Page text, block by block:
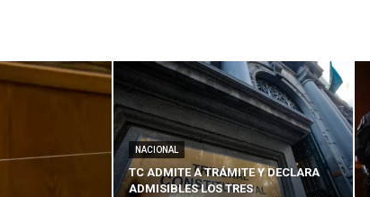
Nación
NACIONAL
TC ADMITE A TRÁMITE Y DECLARA
ADMISIBLES LOS TRES